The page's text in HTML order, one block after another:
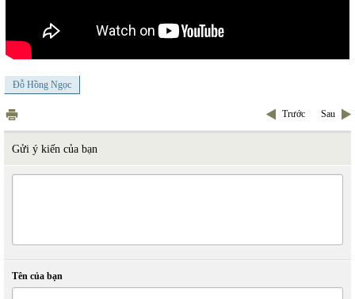
Đỗ Hồng Ngọc
Trước Sau
Gửi ý kiến của bạn
Tên của bạn